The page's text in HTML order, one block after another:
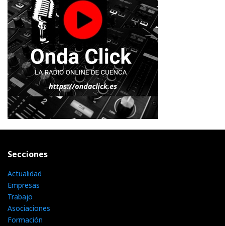
Secciones
Actualidad
Empresas
Trabajo
Asociaciones
Formación